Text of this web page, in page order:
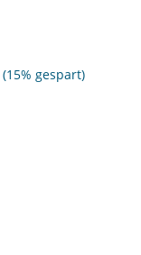
(15% gespart)